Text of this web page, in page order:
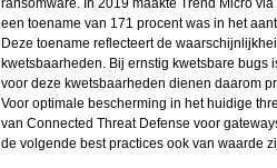
ransomware. In 2019 maakte Trend Micro
een toename van 171 procent was in het
Deze toename reflecteert de
kwetsbaarheden. Bij ernstig kwetsbare bugs
voor deze kwetsbaarheden dienen daarom
Voor optimale bescherming in het huidige
van Connected Threat Defense voor
de volgende best practices ook van waarde